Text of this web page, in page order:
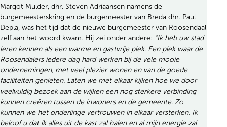
Margot Mulder, dhr. Steven Adriaansen namens de
burgemeesterskring en de burgemeester van Breda dhr. Paul
Depla, was het tijd dat de nieuwe burgemeester van Roosendaal
zelf aan het woord kwam. Hij zei onder andere: “Ik heb uw stad
leren kennen als een warme en gastvrije plek. Een plek waar de
Roosendalers iedere dag hard werken bij de vele mooie
ondernemingen, met veel plezier wonen en van de goede
faciliteiten genieten. Laten we met elkaar kijken hoe we door
veelvuldig bezoek aan de wijken een nog sterkere verbinding
kunnen creëren tussen de inwoners en de gemeente. Zo
kunnen we het onderlinge vertrouwen in elkaar versterken. Ik
beloof u dat ik alles uit de kast zal halen en al mijn energie zal